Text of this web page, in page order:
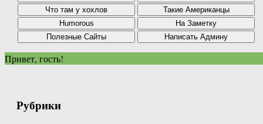
Привет, гость!
Рубрики